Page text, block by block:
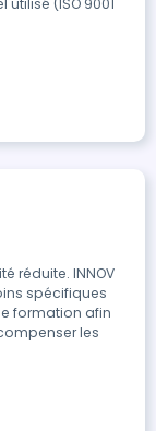
(ISO 9001
réduite. INNOV
spécifiques
formation afin
les